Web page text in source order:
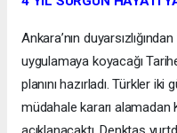
Ankara’nın
uygulamaya koyacağı
planını hazırladı. Türkler
müdahale kararı alamadan